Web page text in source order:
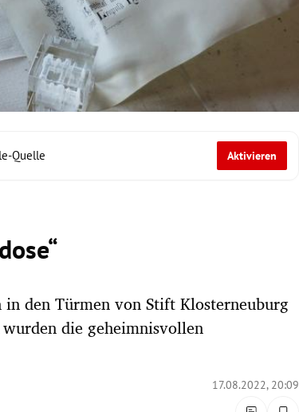
Quelle Aktivieren
den Türmen von Stift Klosterneuburg
die geheimnisvollen
17.08.2022, 20:09